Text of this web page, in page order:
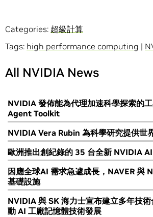
Categories: 超級計算
Tags: high performance computing |
All NVIDIA News
NVIDIA 發佈能為代理加速科學探索的
Agent Toolkit
NVIDIA Vera Rubin 為科學研究提供世
歐洲推出創紀錄的 35 台全新 NVIDIA
因應全球AI 需求急遽成長，NAVER 與
基礎設施
NVIDIA 與 SK 海力士宣布建立多年技
動 AI 工廠記憶體技術發展